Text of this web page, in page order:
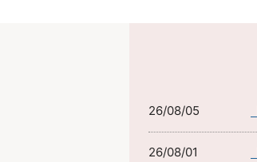
26/08/05
26/08/01